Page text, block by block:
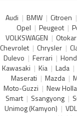
Audi BMW Citroen
Opel
Peugeot
VOLKSWAGEN
Otokar
Chevrolet
Chrysler
Dulevo
Ferrari
Kawasaki
Kia Lada
Maserati
Mazda
Moto-Guzzi
New
Smart
Ssangyong
Unimog (Kamyon)
VDL